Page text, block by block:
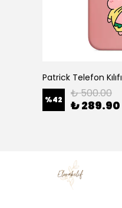
Patrick Telefon Kılıfı
%42 ₺ 500.00
₺ 289.90